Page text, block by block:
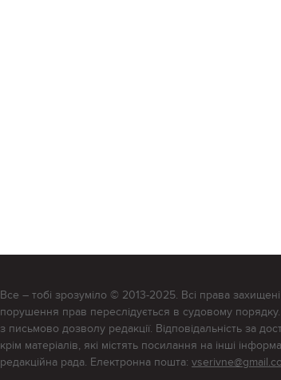
Все – тобі зрозуміло © 2013-2025. Всі права
порушення прав переслідується в судовому порядку.
з письмово дозволу редакції. Відповідальність за
крім матеріалів, які містять посилання на інші
редакційна рада. Електронна пошта: